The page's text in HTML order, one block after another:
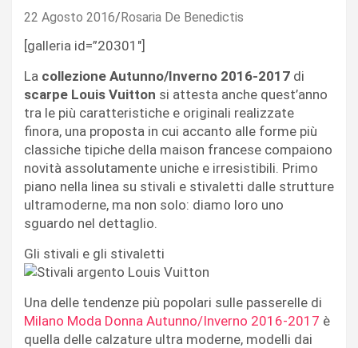
22 Agosto 2016 Rosaria De Benedictis
[galleria id=”20301″]
La collezione Autunno/Inverno 2016-2017 di
scarpe Louis Vuitton si attesta anche quest’anno
tra le più caratteristiche e originali realizzate
finora, una proposta in cui accanto alle forme più
classiche tipiche della maison francese compaiono
novità assolutamente uniche e irresistibili. Primo
piano nella linea su stivali e stivaletti dalle strutture
ultramoderne, ma non solo: diamo loro uno
sguardo nel dettaglio.
Gli stivali e gli stivaletti
Una delle tendenze più popolari sulle passerelle di
Milano Moda Donna Autunno/Inverno 2016-2017 è
quella delle calzature ultra moderne, modelli dai